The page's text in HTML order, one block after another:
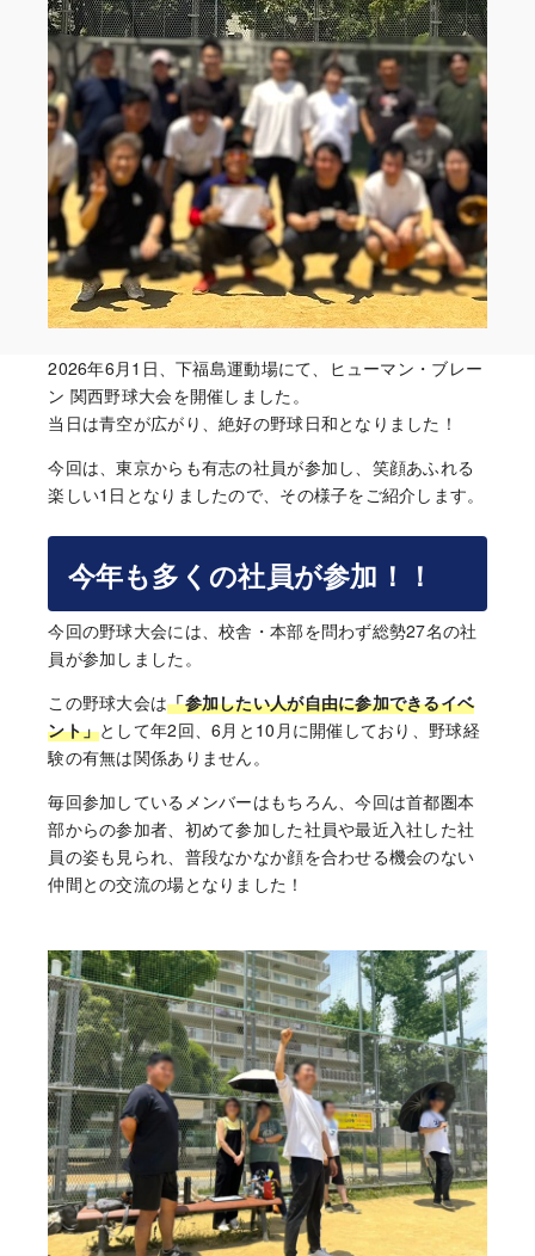
2026年6月1日、下福島運動場にて、ヒューマン・ブレー
ン 関西野球大会を開催しました。
当日は青空が広がり、絶好の野球日和となりました！
今回は、東京からも有志の社員が参加し、笑顔あふれる
楽しい1日となりましたので、その様子をご紹介します。
今年も多くの社員が参加！！
今回の野球大会には、校舎・本部を問わず総勢27名の社
員が参加しました。
この野球大会は「参加したい人が自由に参加できるイベ
ント」として年2回、6月と10月に開催しており、野球経
験の有無は関係ありません。
毎回参加しているメンバーはもちろん、今回は首都圏本
部からの参加者、初めて参加した社員や最近入社した社
員の姿も見られ、普段なかなか顔を合わせる機会のない
仲間との交流の場となりました！